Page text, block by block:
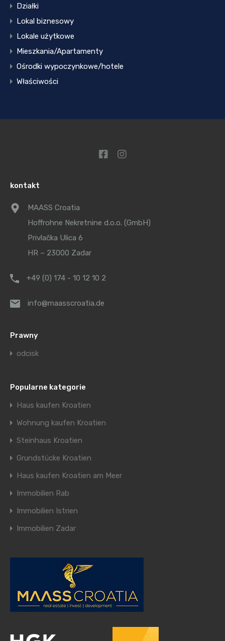
Działki
Lokal biznesowy
Lokale użytkowe
Mieszkania/Apartamenty
Ośrodki wypoczynkowe/hotele
Właściwości
kontakt
MAASS Croatia
Hoffrohne Nekretnine d.o.o. (GmbH)
Privlačka Ulica 6
HR – 23000 Zadar
+49 (0) 174 - 10 12 10 2
info@maasscroatia.de
Prawny
odcisk
Popularne kategorie
Haus kaufen Kroatien
Wohnung kaufen Kroatien
Steinhaus Kroatien
Grundstücke Kroatien
Haus kaufen Kroatien am Meer
Immobilien Rab
Immobilien Istrien
Immobilien Zadar